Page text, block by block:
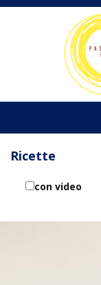
Ricette
con video